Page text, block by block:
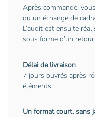
Après commande,
ou un échange de
L’audit est ensuite
sous forme d’un
Délai de livraison
7 jours ouvrés après
éléments.
Un format court, sans